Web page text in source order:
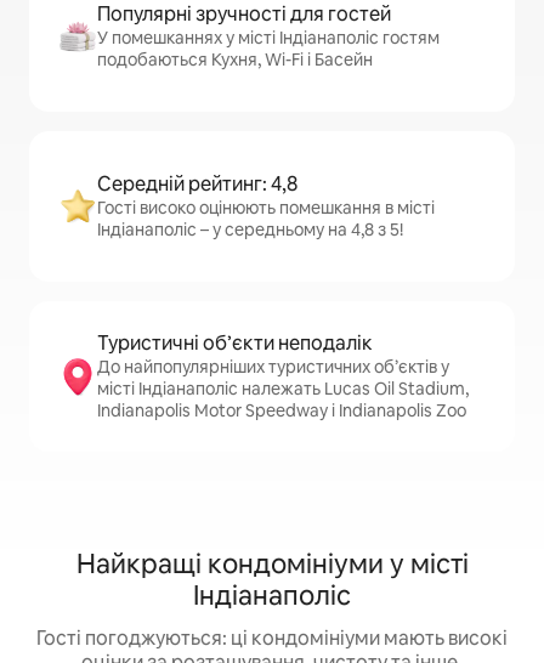
Популярні зручності для гостей
У помешканнях у місті Індіанаполіс гостям
подобаються Кухня, Wi-Fi і Басейн
Середній рейтинг: 4,8
Гості високо оцінюють помешкання в місті
Індіанаполіс – у середньому на 4,8 з 5!
Туристичні об’єкти неподалік
До найпопулярніших туристичних об’єктів у
місті Індіанаполіс належать Lucas Oil Stadium,
Indianapolis Motor Speedway і Indianapolis Zoo
Найкращі кондомініуми у місті
Індіанаполіс
Гості погоджуються: ці кондомініуми мають високі